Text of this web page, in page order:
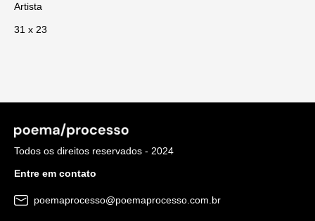
Artista
31 x 23
Todos os direitos reservados - 2024
Entre em contato
poemaprocesso@poemaprocesso.com.br